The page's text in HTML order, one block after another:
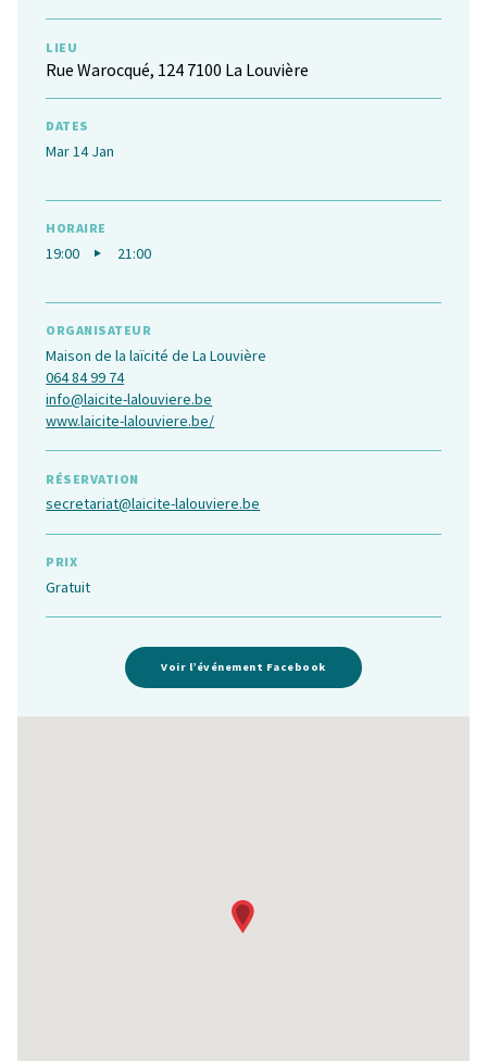
LIEU
Rue Warocqué, 124 7100 La Louvière
DATES
Mar 14 Jan
HORAIRE
19:00 21:00
ORGANISATEUR
Maison de la laïcité de La Louvière
064 84 99 74
info@laicite-lalouviere.be
www.laicite-lalouviere.be/
RÉSERVATION
secretariat@laicite-lalouviere.be
PRIX
Gratuit
Voir l’événement Facebook